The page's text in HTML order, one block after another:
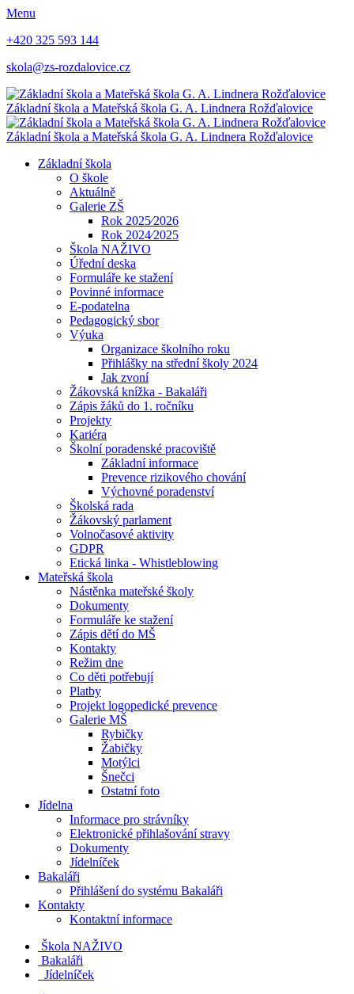
Menu
+420 325 593 144
skola@zs-rozdalovice.cz
Základní škola a Mateřská škola G. A. Lindnera Rožďalovice
Základní škola a Mateřská škola G. A. Lindnera Rožďalovice
Základní škola
O škole
Aktuálně
Galerie ZŠ
Rok 2025⁄2026
Rok 2024⁄2025
Škola NAŽIVO
Úřední deska
Formuláře ke stažení
Povinné informace
E-podatelna
Pedagogický sbor
Výuka
Organizace školního roku
Přihlášky na střední školy 2024
Jak zvoní
Žákovská knížka - Bakaláři
Zápis žáků do 1. ročníku
Projekty
Kariéra
Školní poradenské pracoviště
Základní informace
Prevence rizikového chování
Výchovné poradenství
Školská rada
Žákovský parlament
Volnočasové aktivity
GDPR
Etická linka - Whistleblowing
Mateřská škola
Nástěnka mateřské školy
Dokumenty
Formuláře ke stažení
Zápis dětí do MŠ
Kontakty
Režim dne
Co děti potřebují
Platby
Projekt logopedické prevence
Galerie MŠ
Rybičky
Žabičky
Motýlci
Šnečci
Ostatní foto
Jídelna
Informace pro strávníky
Elektronické přihlašování stravy
Dokumenty
Jídelníček
Bakaláři
Přihlášení do systému Bakaláři
Kontakty
Kontaktní informace
Škola NAŽIVO
Bakaláři
Jídelníček